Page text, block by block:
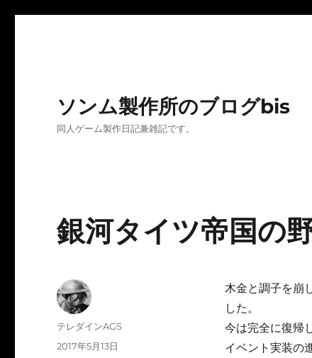
ソンム製作所のブログbis
同人ゲーム製作日記兼雑記です。
銀河タイツ帝国の野
木金と調子を崩
した。
今は完全に復帰
イベント実装の
投
テレダインAGS
投
2017年5月13日